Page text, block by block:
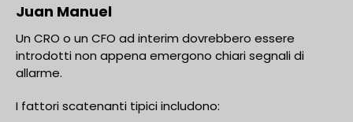
Juan Manuel
Un CRO o un CFO ad interim dovrebbero essere
introdotti non appena emergono chiari segnali di
allarme.
I fattori scatenanti tipici includono: